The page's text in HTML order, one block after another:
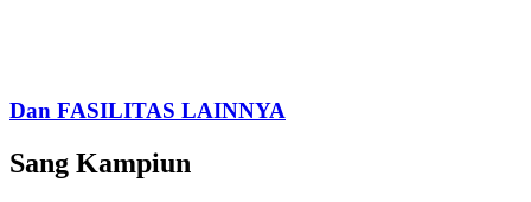
Dan FASILITAS LAINNYA
Sang Kampiun